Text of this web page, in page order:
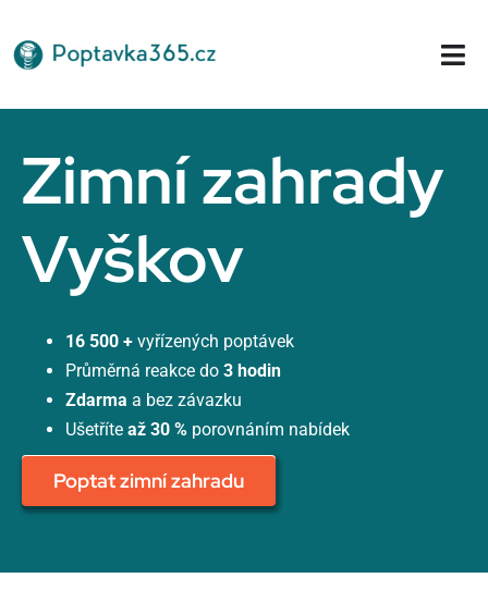
na
obsah
Zimní zahrady
Vyškov
16 500 + vyřízených poptávek
Průměrná reakce do 3 hodin
Zdarma a bez závazku
Ušetříte až 30 %porovnáním nabídek
Poptat zimní zahradu